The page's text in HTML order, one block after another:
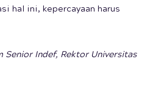
hal ini, kepercayaan harus
Senior Indef, Rektor Universitas